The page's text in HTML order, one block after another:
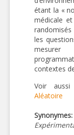
étant la «
médicale
les
contextes
Voir
Aléatoire
Synonymes: